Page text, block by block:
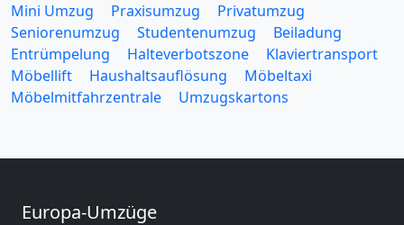
Mini Umzug
Praxisumzug
Privatumzug
Seniorenumzug
Studentenumzug
Beiladung
Entrümpelung
Halteverbotszone
Klaviertransport
Möbellift
Haushaltsauflösung
Möbeltaxi
Möbelmitfahrzentrale
Umzugskartons
Europa-Umzüge